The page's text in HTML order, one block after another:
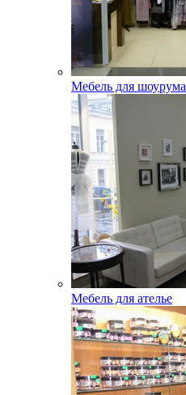
Мебель для шоурума
Мебель для ателье